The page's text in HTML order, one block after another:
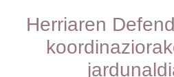
Herriaren